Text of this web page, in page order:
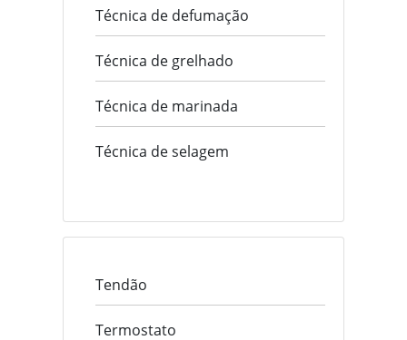
Técnica de defumação
Técnica de grelhado
Técnica de marinada
Técnica de selagem
Tendão
Termostato